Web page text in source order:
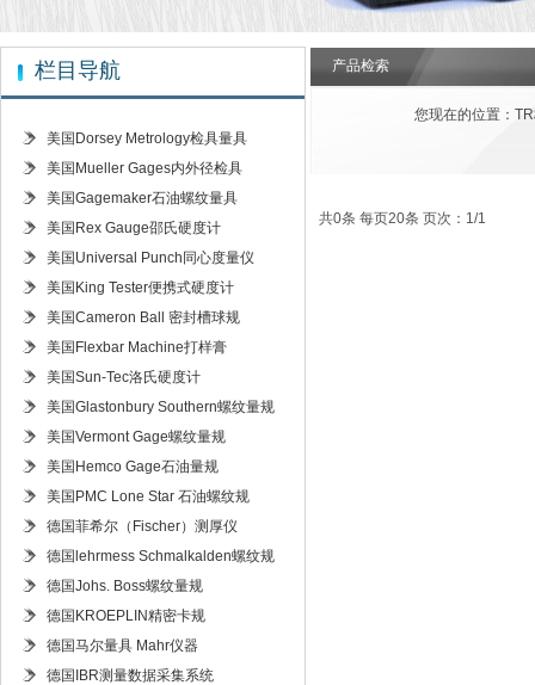
栏目导航
美国Dorsey Metrology检具量具
美国Mueller Gages内外径检具
美国Gagemaker石油螺纹量具
美国Rex Gauge邵氏硬度计
美国Universal Punch同心度量仪
美国King Tester便携式硬度计
美国Cameron Ball 密封槽球规
美国Flexbar Machine打样膏
美国Sun-Tec洛氏硬度计
美国Glastonbury Southern螺纹量规
美国Vermont Gage螺纹量规
美国Hemco Gage石油量规
美国PMC Lone Star 石油螺纹规
德国菲希尔（Fischer）测厚仪
德国lehrmess Schmalkalden螺纹规
德国Johs. Boss螺纹量规
德国KROEPLIN精密卡规
德国马尔量具 Mahr仪器
德国IBR测量数据采集系统
共0条 每页20条 页次：1/1
产品检索
您现在的位置：